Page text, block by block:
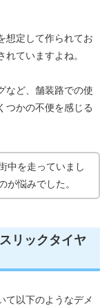
想定して作られてお
ていますよね。
など、舗装路での使
つかの不便を感じる
中を走っていまし
が悩みでした。
リックタイヤ
て以下のようなデメ